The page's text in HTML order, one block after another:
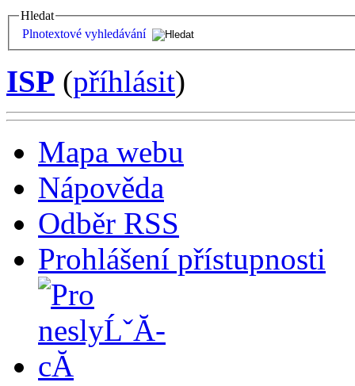
Hledat
Plnotextové vyhledávání
ISP (příhlásit)
Mapa webu
Nápověda
Odběr RSS
Prohlášení přístupnosti